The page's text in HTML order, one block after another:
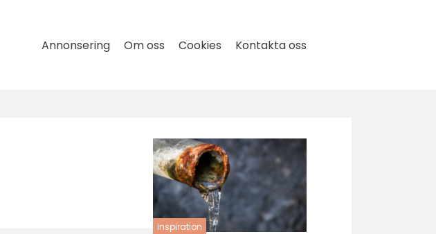
Annonsering Om oss Cookies Kontakta oss
inspiration